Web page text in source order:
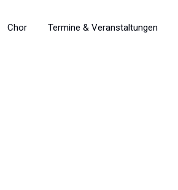
Chor Termine & Veranstaltungen